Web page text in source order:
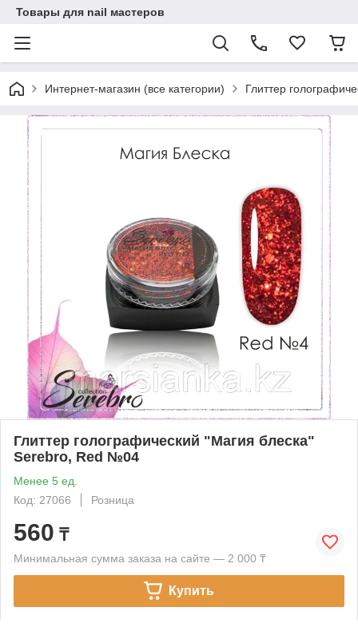
Товары для nail мастеров
Интернет-магазин (все категории) Глиттер
Глиттер голографический "Магия блеска"
Serebro, Red №04
Менее 5 ед.
Код: 27066
Розница
560 ₸
Минимальная сумма заказа на сайте — 2 000 ₸
Купить